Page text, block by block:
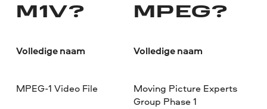
M1V?
Volledige naam
MPEG-1 Video File
MPEG?
Volledige naam
Moving Picture Experts
Group Phase 1